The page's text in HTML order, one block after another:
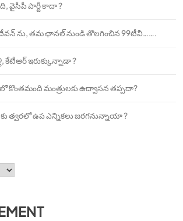
వైసీపీ పార్టీ కాదా ?
ను, తమ ఛానల్ నుండి తొలగించిన 99టీవీ…….
కేటీఆర్ ఇరుక్కున్నాడా ?
కొంతమంది మంత్రులకు ఉద్వాసన తప్పదా?
త్వరలో ఉప ఎన్నికలు జరగనున్నాయా ?